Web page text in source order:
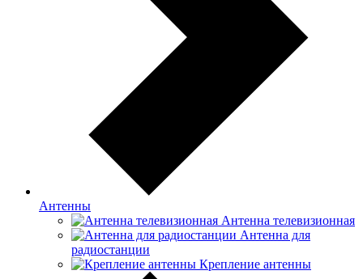
Антенны
Антенна телевизионная
Антенна для
радиостанции
Крепление антенны